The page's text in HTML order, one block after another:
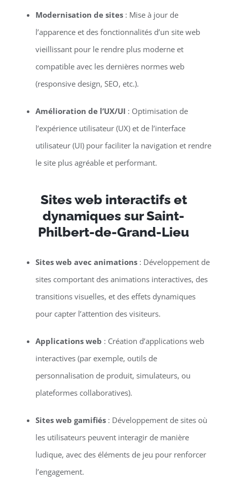
Modernisation de sites: Mise à jour de
l’apparence et des fonctionnalités d’un site web
vieillissant pour le rendre plus moderne et
compatible avec les dernières normes web
(responsive design, SEO, etc.).
Amélioration de l’UX/UI : Optimisation de
l’expérience utilisateur (UX) et de l’interface
utilisateur (UI) pour faciliter la navigation et rendre
le site plus agréable et performant.
Sites web interactifs et
dynamiques sur Saint-
Philbert-de-Grand-Lieu
Sites web avec animations: Développement de
sites comportant des animations interactives, des
transitions visuelles, et des effets dynamiques
pour capter l’attention des visiteurs.
Applications web : Création d’applications web
interactives (par exemple, outils de
personnalisation de produit, simulateurs, ou
plateformes collaboratives).
Sites web gamifiés: Développement de sites où
les utilisateurs peuvent interagir de manière
ludique, avec des éléments de jeu pour renforcer
l’engagement.